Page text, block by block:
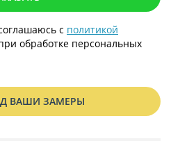
с политикой
обработке персональных
ВАШИ ЗАМЕРЫ